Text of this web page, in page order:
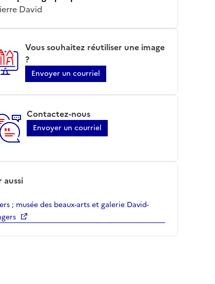
David
Vous souhaitez réutiliser une image
?
Envoyer un courriel
Contactez-nous
Envoyer un courriel
aussi
; musée des beaux-arts et galerie David-